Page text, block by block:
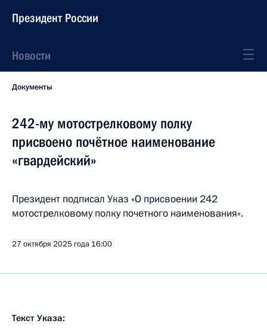
Президент России
Новости
Документы
242-му мотострелковому полку
присвоено почётное наименование
«гвардейский»
Президент подписал Указ «О присвоении 242
мотострелковому полку почетного наименования».
27 октября 2025 года 16:00
Текст Указа: